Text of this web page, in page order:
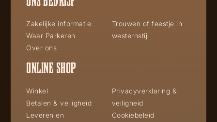
Zakelijke informatie
Waar Parkeren
Over ons
Trouwen of feestje in
westernstijl
ONLINE SHOP
Winkel
Betalen & veiligheid
Leveren en
Privacyverklaring &
veiligheid
Cookiebeleid